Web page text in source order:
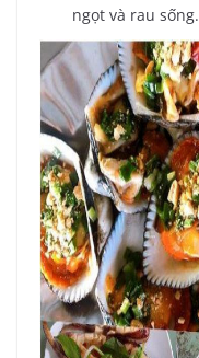
ngọt và rau sống.